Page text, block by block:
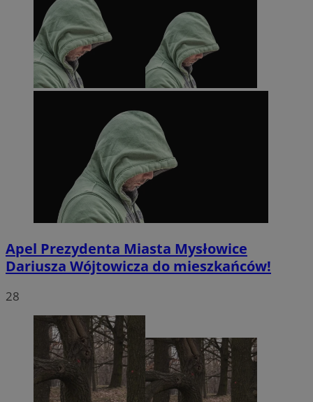
Apel Prezydenta Miasta Mysłowice
Dariusza Wójtowicza do mieszkańców!
28